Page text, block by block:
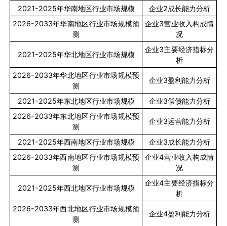
2021-2025年华南地区行业市场规模 企业2成长能力分析
2026-2033年华南地区行业市场规模预
测
企业3营业收入构成情
况
2021-2025年华北地区行业市场规模
企业3主要经济指标分
析
2026-2033年华北地区行业市场规模预
测
企业3盈利能力分析
2021-2025年东北地区行业市场规模 企业3偿债能力分析
2026-2033年东北地区行业市场规模预
测
企业3运营能力分析
2021-2025年西南地区行业市场规模 企业3成长能力分析
2026-2033年西南地区行业市场规模预
测
企业4营业收入构成情
况
2021-2025年西北地区行业市场规模
企业4主要经济指标分
析
2026-2033年西北地区行业市场规模预
测
企业4盈利能力分析